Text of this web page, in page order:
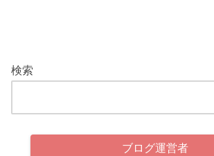
検索
ブログ運営者